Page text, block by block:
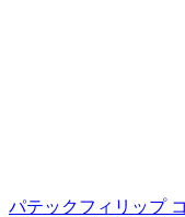
パテックフィリップ